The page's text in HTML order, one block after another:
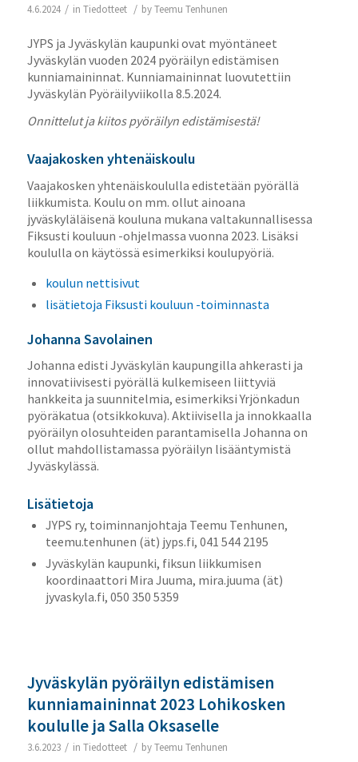
4.6.2024 / in Tiedotteet / byTeemu Tenhunen
JYPS ja Jyväskylän kaupunki ovat myöntäneet
Jyväskylän vuoden 2024 pyöräilyn edistämisen
kunniamaininnat. Kunniamaininnat luovutettiin
Jyväskylän Pyöräilyviikolla 8.5.2024.
Onnittelut ja kiitos pyöräilyn edistämisestä!
Vaajakosken yhtenäiskoulu
Vaajakosken yhtenäiskoululla edistetään pyörällä
liikkumista. Koulu on mm. ollut ainoana
jyväskyläläisenä kouluna mukana valtakunnallisessa
Fiksusti kouluun -ohjelmassa vuonna 2023. Lisäksi
koululla on käytössä esimerkiksi koulupyöriä.
koulun nettisivut
lisätietoja Fiksusti kouluun -toiminnasta
Johanna Savolainen
Johanna edisti Jyväskylän kaupungilla ahkerasti ja
innovatiivisesti pyörällä kulkemiseen liittyviä
hankkeita ja suunnitelmia, esimerkiksi Yrjönkadun
pyöräkatua (otsikkokuva). Aktiivisella ja innokkaalla
pyöräilyn olosuhteiden parantamisella Johanna on
ollut mahdollistamassa pyöräilyn lisääntymistä
Jyväskylässä.
Lisätietoja
JYPS ry, toiminnanjohtaja Teemu Tenhunen,
teemu.tenhunen (ät) jyps.fi, 041 544 2195
Jyväskylän kaupunki, fiksun liikkumisen
koordinaattori Mira Juuma, mira.juuma (ät)
jyvaskyla.fi, 050 350 5359
Jyväskylän pyöräilyn edistämisen
kunniamaininnat 2023 Lohikosken
koululle ja Salla Oksaselle
3.6.2023 / in Tiedotteet / byTeemu Tenhunen